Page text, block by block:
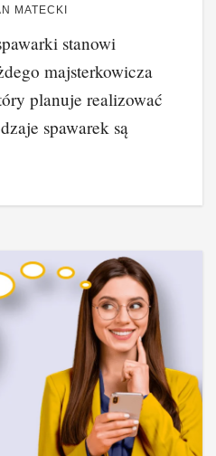
MATECKI
stanowi
majsterkowicza
planuje realizować
spawarek są